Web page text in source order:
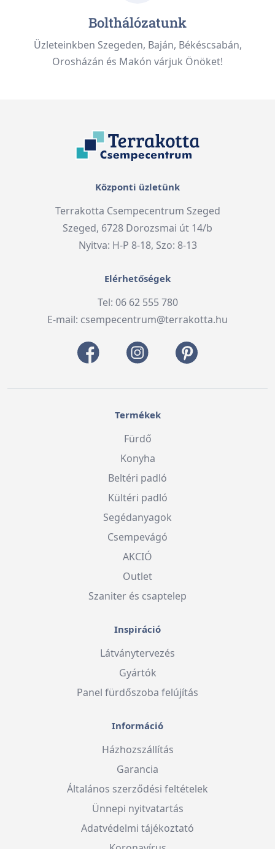
Bolthálózatunk
Üzleteinkben Szegeden, Baján, Békéscsabán,
Orosházán és Makón várjuk Önöket!
Központi üzletünk
Terrakotta Csempecentrum Szeged
Szeged, 6728 Dorozsmai út 14/b
Nyitva: H-P 8-18, Szo: 8-13
Elérhetőségek
Tel: 06 62 555 780
E-mail: csempecentrum@terrakotta.hu
Termékek
Fürdő
Konyha
Beltéri padló
Kültéri padló
Segédanyagok
Csempevágó
AKCIÓ
Outlet
Szaniter és csaptelep
Inspiráció
Látványtervezés
Gyártók
Panel fürdőszoba felújítás
Információ
Házhozszállítás
Garancia
Általános szerződési feltételek
Ünnepi nyitvatartás
Adatvédelmi tájékoztató